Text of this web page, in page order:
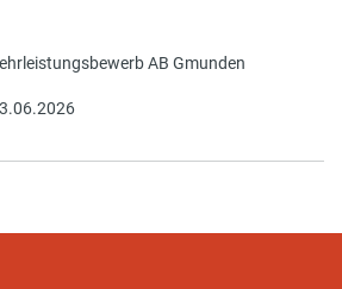
AB Gmunden